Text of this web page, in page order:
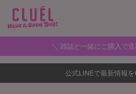
＼ 雑誌と一緒にご購入で
公式LINEで最新情報を